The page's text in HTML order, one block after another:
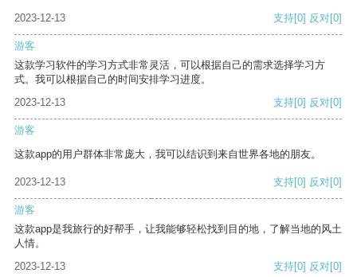
2023-12-13 支持[0] 反对[0]
游客
这款学习软件的学习方式非常灵活，可以根据自己的需求选择学习方
式。我可以根据自己的时间安排学习进度。
2023-12-13
支持[0] 反对[0]
游客
这款app的用户群体非常庞大，我可以结识到来自世界各地的朋友。
2023-12-13 支持[0] 反对[0]
游客
这款app是我旅行的好帮手，让我能够轻松找到目的地，了解当地的风土
人情。
2023-12-13
支持[0] 反对[0]